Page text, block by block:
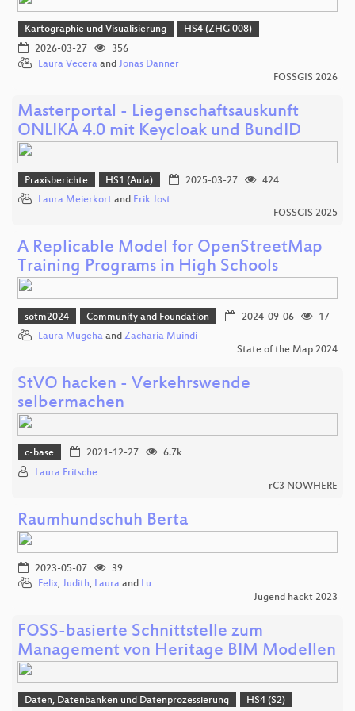
Kartographie und Visualisierung
HS4 (ZHG 008)
2026-03-27
356
Laura Vecera and Jonas Danner
FOSSGIS 2026
Masterportal - Liegenschaftsauskunft
ONLIKA 4.0 mit Keycloak und BundID
Praxisberichte HS1 (Aula) 2025-03-27
424
Laura Meierkort and Erik Jost
FOSSGIS 2025
A Replicable Model for OpenStreetMap
Training Programs in High Schools
sotm2024 Community and Foundation 2024-09-06
17
Laura Mugeha and Zacharia Muindi
State of the Map 2024
StVO hacken - Verkehrswende
selbermachen
c-base 2021-12-27
6.7k
Laura Fritsche
rC3 NOWHERE
Raumhundschuh Berta
2023-05-07
39
Felix, Judith, Laura and Lu
Jugend hackt 2023
FOSS-basierte Schnittstelle zum
Management von Heritage BIM Modellen
Daten, Datenbanken und Datenprozessierung HS4 (S2)